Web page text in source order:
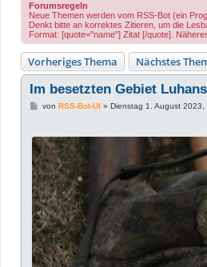
Forumsregeln
Neue Themen werden vom RSS-Bot (ein
Denkt bitte an korrektes Zitieren, um die
Format: [quote="name"] Zitat [/quote].
Vorheriges Thema Nächstes
Im besetzten Gebiet
B
a
g
von RSS-Bot-UI» Dienstag 1. August 2023,